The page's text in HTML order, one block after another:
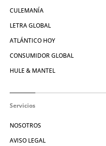
CULEMANÍA
LETRA GLOBAL
ATLÁNTICO HOY
CONSUMIDOR GLOBAL
HULE & MANTEL
Servicios
NOSOTROS
AVISO LEGAL